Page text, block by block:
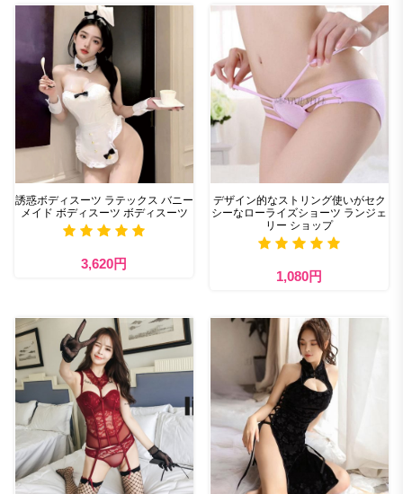
誘惑ボディスーツ ラテックス バニー
メイド ボディスーツ ボディスーツ
3,620円
デザイン的なストリング使いがセク
シーなローライズショーツ ランジェ
リー ショップ
1,080円